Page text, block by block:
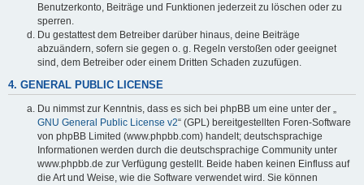
Benutzerkonto, Beiträge und Funktionen jederzeit zu löschen oder zu
sperren.
Du gestattest dem Betreiber darüber hinaus, deine Beiträge
abzuändern, sofern sie gegen o. g. Regeln verstoßen oder geeignet
sind, dem Betreiber oder einem Dritten Schaden zuzufügen.
4. GENERAL PUBLIC LICENSE
Du nimmst zur Kenntnis, dass es sich bei phpBB um eine unter der „
GNU General Public License v2“ (GPL) bereitgestellten Foren-Software
von phpBB Limited (www.phpbb.com) handelt; deutschsprachige
Informationen werden durch die deutschsprachige Community unter
www.phpbb.de zur Verfügung gestellt. Beide haben keinen Einfluss auf
die Art und Weise, wie die Software verwendet wird. Sie können